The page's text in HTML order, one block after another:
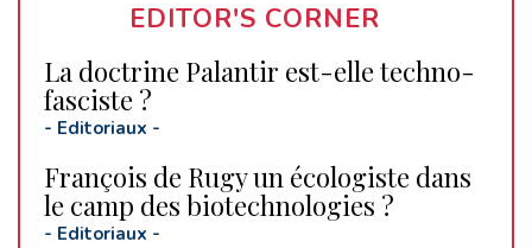
EDITOR'S CORNER
La doctrine Palantir est-elle techno-
fasciste ?
- Editoriaux -
François de Rugy un écologiste dans
le camp des biotechnologies ?
- Editoriaux -